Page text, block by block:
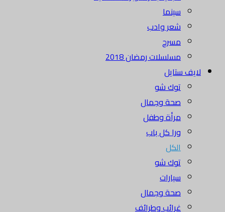
سينما
شعر وادب
مسرح
مسلسلات رمضان 2018
لايف ستايل
توك شو
صحة وجمال
مرأة وطفل
ورا كل باب
الكل
توك شو
سيارات
صحة وجمال
غرائب وطرائف